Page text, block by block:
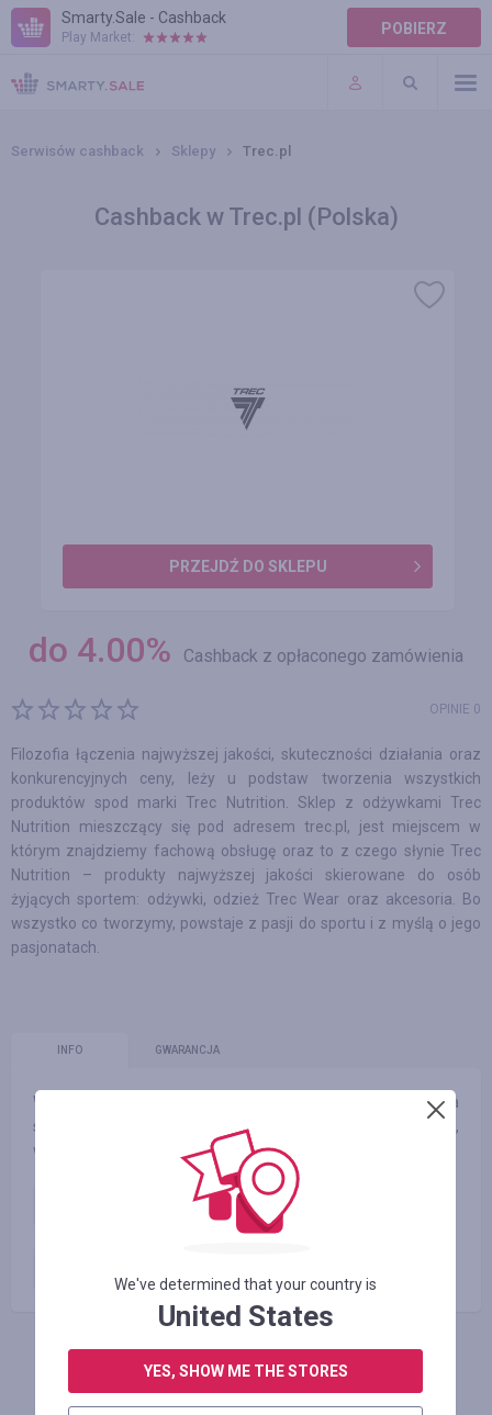
Smarty.Sale - Cashback
Play Market: POBIERZ
POMOC
WARUNKI
Serwisów cashback Sklepy Trec.pl
Cashback w Trec.pl (Polska)
PRZEJDŹ DO SKLEPU
do 4.00% Cashback z opłaconego zamówienia
OPINIE 0
Filozofia łączenia najwyższej jakości, skuteczności działania oraz
konkurencyjnych ceny, leży u podstaw tworzenia wszystkich
produktów spod marki Trec Nutrition. Sklep z odżywkami Trec
Nutrition mieszczący się pod adresem trec.pl, jest miejscem w
którym znajdziemy fachową obsługę oraz to z czego słynie Trec
Nutrition – produkty najwyższej jakości skierowane do osób
żyjących sportem: odżywki, odzież Trec Wear oraz akcesoria. Bo
wszystko co tworzymy, powstaje z pasji do sportu i z myślą o jego
pasjonatach.
INFO GWARANCJA
W naszym sklepie z odżywkami znajdziesz: odżywki dla
sportowców, suplementy diety, białko, aminokwasy, kreatyna,
węglowodany, odżywki na masę, tabletki na odchudzanie.
Zapytanie transakcyjne
ZALOGUJ SIĘ, ŻEBY ZOSTAWIĆ OPINIĘ
We've determined that your country is
United States
YES, SHOW ME THE STORES